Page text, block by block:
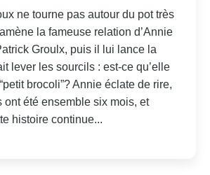
ne tourne pas autour du pot très
la fameuse relation d’Annie
Groulx, puis il lui lance la
lever les sourcils : est-ce qu’elle
brocoli”? Annie éclate de rire,
ont été ensemble six mois, et
histoire continue...